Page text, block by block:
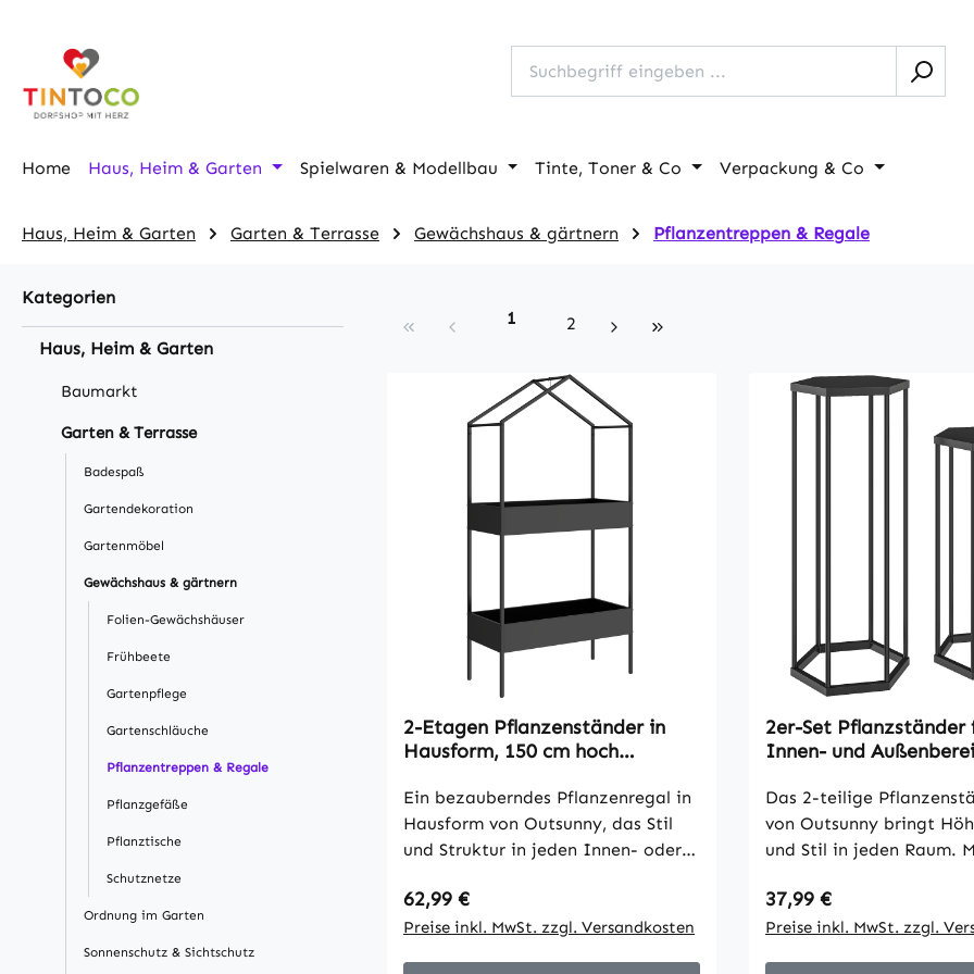
Home Haus, Heim & Garten Spielwaren & Modellbau Tinte, Toner & Co Verpackung & Co
Haus, Heim & Garten Garten & Terrasse Gewächshaus & gärtnern Pflanzentreppen & Regale
Kategorien
Haus, Heim & Garten
Baumarkt
Garten & Terrasse
Badespaß
Gartendekoration
Gartenmöbel
Gewächshaus & gärtnern
Folien-Gewächshäuser
Frühbeete
Gartenpflege
Gartenschläuche
Pflanzentreppen & Regale
Pflanzgefäße
Pflanztische
Schutznetze
Ordnung im Garten
Sonnenschutz & Sichtschutz
Seite
1 Seite
2
2-Etagen Pflanzenständer in
Hausform, 150 cm hoch
Metall Schwarz
Ein bezauberndes Pflanzenregal in
Hausform von Outsunny, das Stil
und Struktur in jeden Innen- oder
oben eignet sich perfekt für
Pflanzenlampen oder Körbe,
Regulärer Preis:
62,99 €
Preise inkl. MwSt. zzgl. Versandkosten
2er-Set Pflanzständer
Innen- und
Blumentopfhalter für
Terrasse, Balkon
Das 2-teilige
von Outsunny bringt
und Stil in jeden Raum.
Pflanzen oder Deko
arrangiert werden. Das
Regulärer Preis:
37,99 €
Preise inkl. MwSt. zzgl.